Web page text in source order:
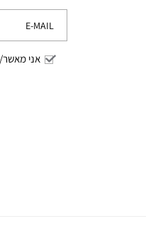
E-MAIL
אני מאשר/